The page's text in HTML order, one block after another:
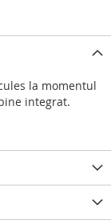
la momentul
integrat.